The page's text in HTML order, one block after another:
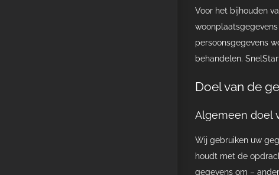
Voor het bijhouden
persoonsgegevens
behandelen.
Doel van de
Algemeen doel
Wij gebruiken uw
houdt met de
gegevens om –